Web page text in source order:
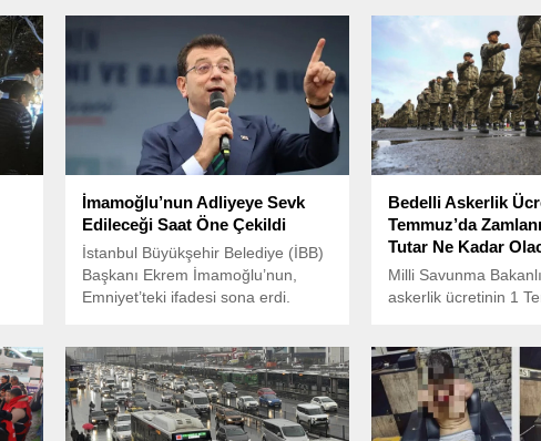
İmamoğlu’nun Adliyeye Sevk
Edileceği Saat Öne Çekildi
İstanbul Büyükşehir Belediye (İBB)
Başkanı Ekrem İmamoğlu’nun,
Emniyet’teki ifadesi sona erdi.
Bedelli Askerlik
Temmuz’da
Tutar Ne Kadar
Milli Savunma
askerlik ücretinin 1
duyurdu. Mevcut
yapmak isteyenler
Haziran. Beklenen
göre yeni ücret 279